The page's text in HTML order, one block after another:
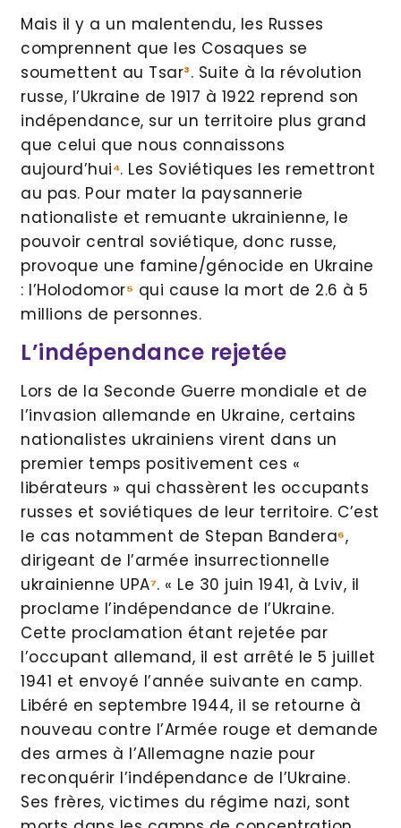
Mais il y a un malentendu, les Russes
comprennent que les Cosaques se
soumettent au Tsar³. Suite à la révolution
russe, l’Ukraine de 1917 à 1922 reprend son
indépendance, sur un territoire plus grand
que celui que nous connaissons
aujourd’hui⁴. Les Soviétiques les remettront
au pas. Pour mater la paysannerie
nationaliste et remuante ukrainienne, le
pouvoir central soviétique, donc russe,
provoque une famine/génocide en Ukraine
: l’Holodomor⁵ qui cause la mort de 2.6 à 5
millions de personnes.
L’indépendance rejetée
Lors de la Seconde Guerre mondiale et de
l’invasion allemande en Ukraine, certains
nationalistes ukrainiens virent dans un
premier temps positivement ces «
libérateurs » qui chassèrent les occupants
russes et soviétiques de leur territoire. C’est
le cas notamment de Stepan Bandera⁶,
dirigeant de l’armée insurrectionnelle
ukrainienne UPA⁷. « Le 30 juin 1941, à Lviv, il
proclame l’indépendance de l’Ukraine.
Cette proclamation étant rejetée par
l’occupant allemand, il est arrêté le 5 juillet
1941 et envoyé l’année suivante en camp.
Libéré en septembre 1944, il se retourne à
nouveau contre l’Armée rouge et demande
des armes à l’Allemagne nazie pour
reconquérir l’indépendance de l’Ukraine.
Ses frères, victimes du régime nazi, sont